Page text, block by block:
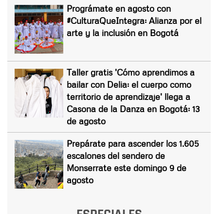
Prográmate en agosto con
#CulturaQueIntegra: Alianza por el
arte y la inclusión en Bogotá
Taller gratis 'Cómo aprendimos a
bailar con Delia: el cuerpo como
territorio de aprendizaje' llega a
Casona de la Danza en Bogotá: 13
de agosto
Prepárate para ascender los 1.605
escalones del sendero de
Monserrate este domingo 9 de
agosto